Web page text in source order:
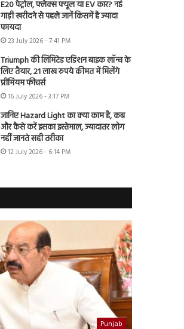
E20 पेट्रोल, फ्लेक्स फ्यूल या EV कार? नई
गाड़ी खरीदने से पहले जानें किसमें है ज्यादा
फायदा
23 July 2026 - 7:41 PM
Triumph की लिमिटेड एडिशन बाइक लॉन्च के
लिए तैयार, 21 लाख रुपये कीमत में मिलेंगे
प्रीमियम फीचर्स
16 July 2026 - 3:17 PM
जानिए Hazard Light का क्या काम है, कब
और कैसे करें इसका इस्तेमाल, ज्यादातर लोग
नहीं जानते सही तरीका
12 July 2026 - 6:14 PM
Punjab